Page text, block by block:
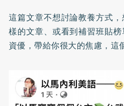
這篇文章不想討論教養方式
樣的文章、或看到補習班貼
資優，帶給你很大的焦慮，這